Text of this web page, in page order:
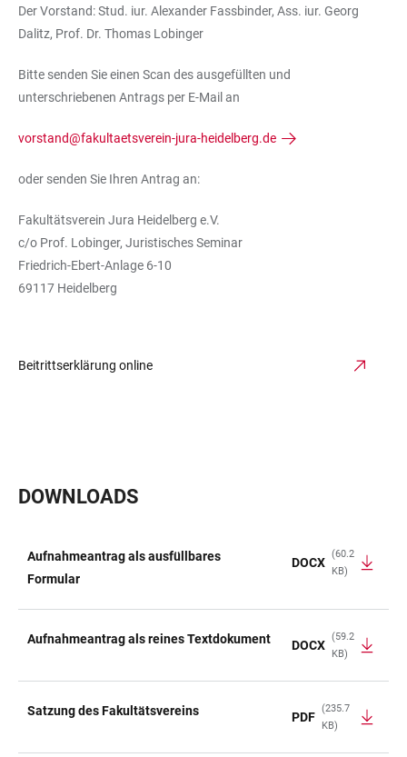
Der Vorstand: Stud. iur. Alexander Fassbinder, Ass. iur. Georg
Dalitz, Prof. Dr. Thomas Lobinger
Bitte senden Sie einen Scan des ausgefüllten und
unterschriebenen Antrags per E-Mail an
vorstand@fakultaetsverein-jura-heidelberg.de
oder senden Sie Ihren Antrag an:
Fakultätsverein Jura Heidelberg e.V.
c/o Prof. Lobinger, Juristisches Seminar
Friedrich-Ebert-Anlage 6-10
69117 Heidelberg
Beitrittserklärung online
DOWNLOADS
TABLE
Aufnahmeantrag als ausfüllbares
Formular
DOCX
(60.2
KB)
Aufnahmeantrag als reines Textdokument DOCX
(59.2
KB)
Satzung des Fakultätsvereins PDF
(235.7
KB)